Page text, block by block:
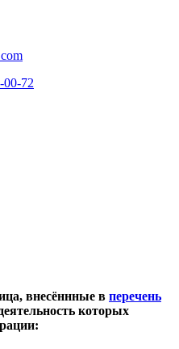
00-72
внесённные в перечень
которых